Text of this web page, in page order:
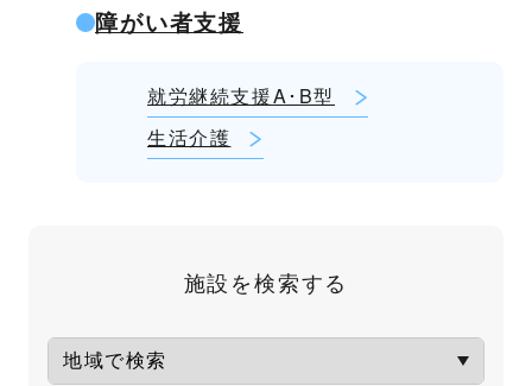
障がい者支援
就労継続支援A･B型
生活介護
施設を検索する